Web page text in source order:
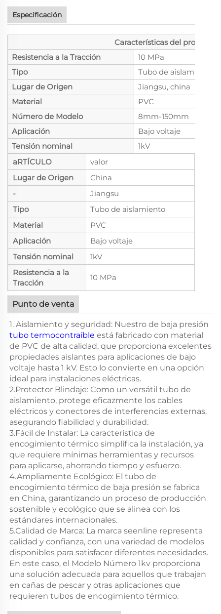
Especificación
Características del producto
Resistencia a la Tracción
10 MPa
Tipo
Tubo de aislamiento
Lugar de Origen
Jiangsu, china
Material
PVC
Número de Modelo
8mm-150mm
Aplicación
Bajo voltaje
Tensión nominal
1kV
aRTÍCULO
valor
Lugar de Origen
China
-
Jiangsu
Tipo
Tubo de aislamiento
Material
PVC
Aplicación
Bajo voltaje
Tensión nominal
1kV
Resistencia a la
Tracción
10 MPa
Punto de venta
1. Aislamiento y seguridad: Nuestro de baja presión
tubo termocontraíble está fabricado con material
de PVC de alta calidad, que proporciona excelentes
propiedades aislantes para aplicaciones de bajo
voltaje hasta 1 kV. Esto lo convierte en una opción
ideal para instalaciones eléctricas.
2.Protector Blindaje: Como un versátil tubo de
aislamiento, protege eficazmente los cables
eléctricos y conectores de interferencias externas,
asegurando fiabilidad y durabilidad.
3.Fácil de Instalar: La característica de
encogimiento térmico simplifica la instalación, ya
que requiere mínimas herramientas y recursos
para aplicarse, ahorrando tiempo y esfuerzo.
4.Ampliamente Ecológico: El tubo de
encogimiento térmico de baja presión se fabrica
en China, garantizando un proceso de producción
sostenible y ecológico que se alinea con los
estándares internacionales.
5.Calidad de Marca: La marca seenline representa
calidad y confianza, con una variedad de modelos
disponibles para satisfacer diferentes necesidades.
En este caso, el Modelo Número 1kv proporciona
una solución adecuada para aquellos que trabajan
en cañas de pescar y otras aplicaciones que
requieren tubos de encogimiento térmico.